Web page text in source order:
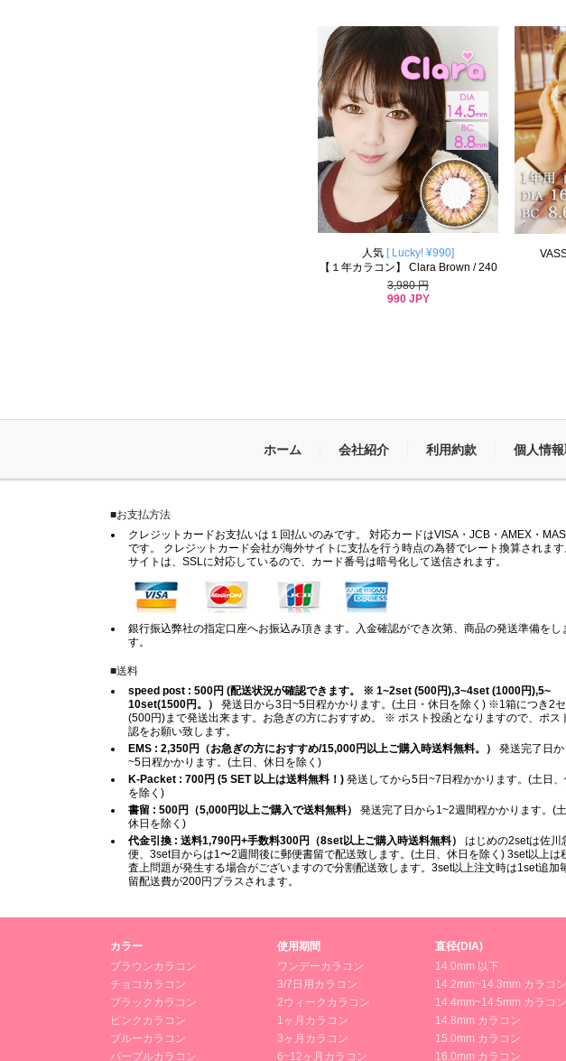
人気 [ Lucky! ¥990]
【１年カラコン】 Clara Brown / 240
3,980 円
990 JPY
ホーム 会社紹介 利用約款 個人情
■お支払方法
クレジットカードお支払いは１回払いのみです。 対応カードはVISA・JCB・AMEX・
です。 クレジットカード会社が海外サイトに支払を行う時点の為替でレート換算されま
サイトは、SSLに対応しているので、カード番号は暗号化して送信されます。
銀行振込弊社の指定口座へお振込み頂きます。入金確認ができ次第、商品の発送準備をし
す。
■送料
speed post : 500円 (配送状況が確認できます。 ※ 1~2set (500円),3~4set (1000円),5~
10set(1500円。）
発送日から3日~5日程かかります。(土日・休日を除く) ※1箱につき2セ
(500円)まで発送出来ます。お急ぎの方におすすめ。 ※ ポスト投函となりますので、ポス
認をお願い致します。
EMS : 2,350円（お急ぎの方におすすめ/15,000円以上ご購入時送料無料。）
発送完了日か
~5日程かかります。(土日、休日を除く)
K-Packet : 700円 (5 SET 以上は送料無料！) 発送してから5日~7日程かかります。(土日、
を除く)
書留 : 500円（5,000円以上ご購入で送料無料）
発送完了日から1~2週間程かかります。(土
休日を除く)
代金引換 : 送料1,790円+手数料300円（8set以上ご購入時送料無料）
はじめの2setは佐川
便、3set目からは1〜2週間後に郵便書留で配送致します。(土日、休日を除く) 3set以上は
査上問題が発生する場合がございますので分割配送致します。3set以上注文時は1set追加
留配送費が200円プラスされます。
カラー
ブラウンカラコン
チョコカラコン
ブラックカラコン
ピンクカラコン
ブルーカラコン
パープルカラコン
使用期間
ワンデーカラコン
3/7日用カラコン
2ウィークカラコン
1ヶ月カラコン
3ヶ月カラコン
6~12ヶ月カラコン
直径(DIA)
14.0mm 以下
14.2mm~14.3mm カラコン
14.4mm~14.5mm カラコン
14.8mm カラコン
15.0mm カラコン
16.0mm カラコン